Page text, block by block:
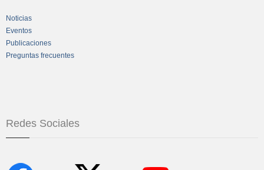
Noticias
Eventos
Publicaciones
Preguntas frecuentes
Redes Sociales